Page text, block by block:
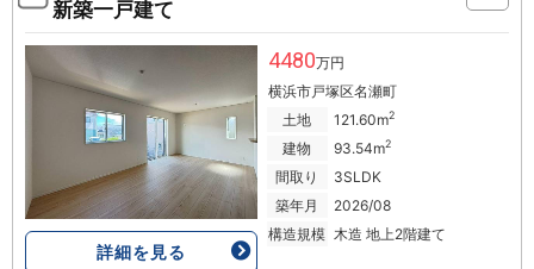
新築一戸建て
詳細を見る
4480万円
横浜市戸塚区名瀬町
土地
121.60m2
建物 93.54m2
間取り
3SLDK
築年月
2026/08
構造規模 木造 地上2階建て